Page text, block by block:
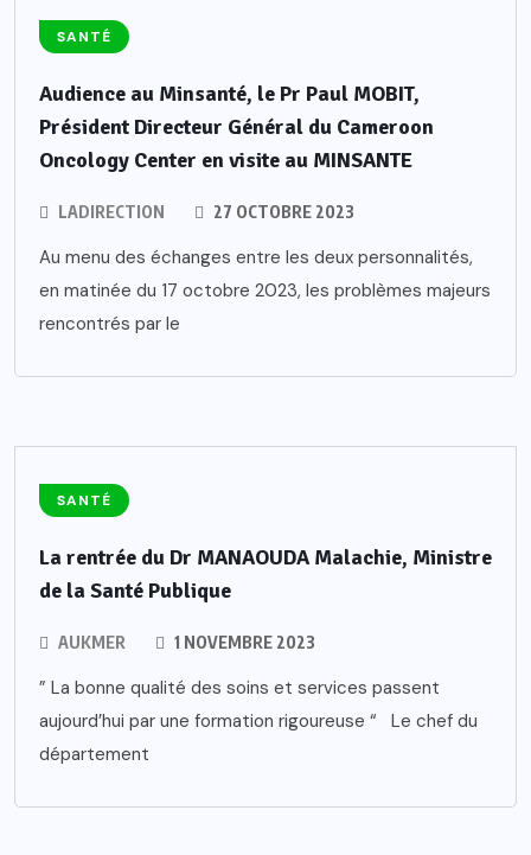
SANTÉ
Audience au Minsanté, le Pr Paul MOBIT,
Président Directeur Général du Cameroon
Oncology Center en visite au MINSANTE
LADIRECTION 27 OCTOBRE 2023
Au menu des échanges entre les deux personnalités,
en matinée du 17 octobre 2023, les problèmes majeurs
rencontrés par le
SANTÉ
La rentrée du Dr MANAOUDA Malachie, Ministre
de la Santé Publique
AUKMER 1 NOVEMBRE 2023
” La bonne qualité des soins et services passent
aujourd’hui par une formation rigoureuse “ Le chef du
département